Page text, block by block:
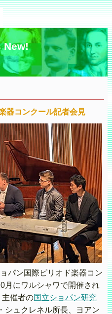
New!
器コンクール記者会見
パン国際ピリオド楽器コン
月にワルシャワで開催され
主催者の国立ショパン研究
シュクレネル所長、ヨアン